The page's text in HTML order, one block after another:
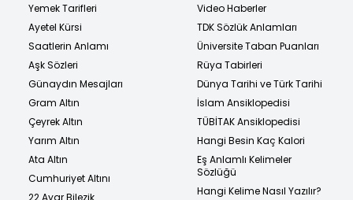
Yemek Tarifleri
Ayetel Kürsi
Saatlerin Anlamı
Aşk Sözleri
Günaydın Mesajları
Gram Altın
Çeyrek Altın
Yarım Altın
Ata Altın
Cumhuriyet Altını
22 Ayar Bilezik
Video Haberler
TDK Sözlük Anlamları
Üniversite Taban Puanları
Rüya Tabirleri
Dünya Tarihi ve Türk Tarihi
İslam Ansiklopedisi
TÜBİTAK Ansiklopedisi
Hangi Besin Kaç Kalori
Eş Anlamlı Kelimeler
Sözlüğü
Hangi Kelime Nasıl Yazılır?